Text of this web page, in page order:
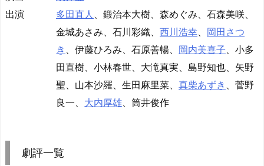
出演
多田直人、鍛治本大樹、森めぐみ、石森美咲、
金城あさみ、石川彩織、 西川浩幸、 岡田さつ
き 、伊藤ひろみ、石原善暢、 岡内美喜子、小多
田直樹、小林春世、大滝真実、島野知也、矢野
聖、山本沙羅、生田麻里菜、 真柴あずき 、菅野
良一、 大内厚雄、筒井俊作
劇評一覧